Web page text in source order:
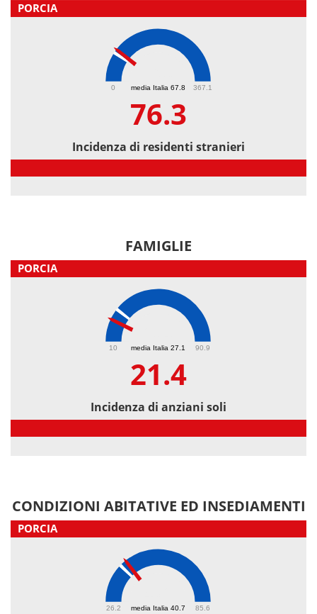
PORCIA
media Italia 67.8
0 367.1
76.3
Incidenza di residenti stranieri
FAMIGLIE
PORCIA
media Italia 27.1
10 90.9
21.4
Incidenza di anziani soli
CONDIZIONI ABITATIVE ED INSEDIAMENTI
PORCIA
media Italia 40.7
26.2 85.6